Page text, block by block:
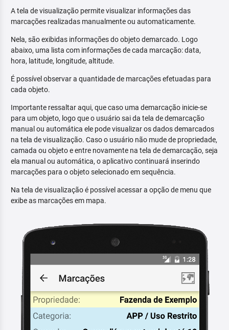
A tela de visualização permite visualizar informações das
marcações realizadas manualmente ou automaticamente.
Nela, são exibidas informações do objeto demarcado. Logo
abaixo, uma lista com informações de cada marcação: data,
hora, latitude, longitude, altitude.
É possível observar a quantidade de marcações efetuadas para
cada objeto.
Importante ressaltar aqui, que caso uma demarcação inicie-se
para um objeto, logo que o usuário sai da tela de demarcação
manual ou automática ele pode visualizar os dados demarcados
na tela de visualização. Caso o usuário não mude de propriedade,
camada ou objeto e entre novamente na tela de demarcação, seja
ela manual ou automática, o aplicativo continuará inserindo
marcações para o objeto selecionado em sequência.
Na tela de visualização é possível acessar a opção de menu que
exibe as marcações em mapa.